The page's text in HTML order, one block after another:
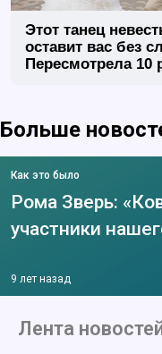
Этот танец
оставит вас без
Пересмотрела 10
Больше
Как это было
Рома Зверь:
участники
9 лет назад
Лента